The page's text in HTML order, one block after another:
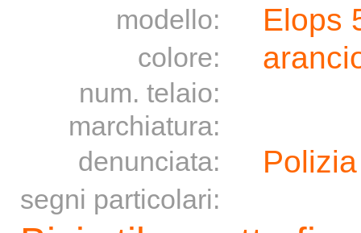
modello: Elops
colore:
num. telaio:
marchiatura:
denunciata:
segni particolari: